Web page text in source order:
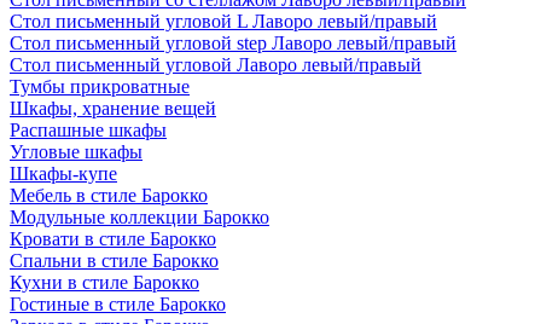
Стол письменный угловой L Лаворо левый/правый
Стол письменный угловой step Лаворо левый/правый
Стол письменный угловой Лаворо левый/правый
Тумбы прикроватные
Шкафы, хранение вещей
Распашные шкафы
Угловые шкафы
Шкафы-купе
Мебель в стиле Барокко
Модульные коллекции Барокко
Кровати в стиле Барокко
Спальни в стиле Барокко
Кухни в стиле Барокко
Гостиные в стиле Барокко